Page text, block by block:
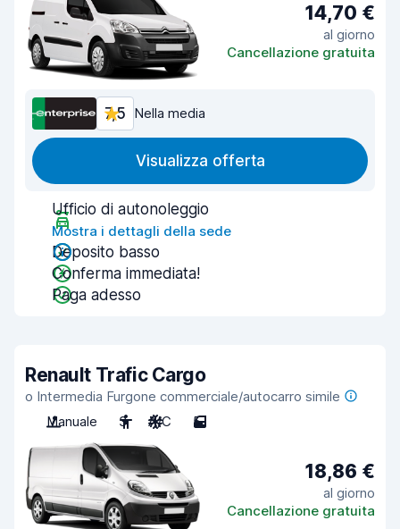
14,70 €
al giorno
Cancellazione gratuita
7,5 Nella media
Visualizza offerta
Ufficio di autonoleggio
Mostra i dettagli della sede
Deposito basso
Conferma immediata!
Paga adesso
Renault Trafic Cargo
o Intermedia Furgone commerciale/autocarro simile
Manuale
3 A/C 5
18,86 €
al giorno
Cancellazione gratuita